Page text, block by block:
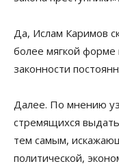
Да, Ислам Каримов
более мягкой
законности
Далее. По мнению
стремящихся
тем самым,
политической,